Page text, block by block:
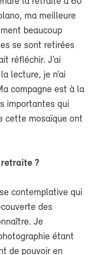
ma meilleure
beaucoup
se sont retirées
réfléchir. J’ai
lecture, je n’ai
compagne est à la
importantes qui
cette mosaïque ont
retraite ?
contemplative qui
des
Je
étant
de pouvoir en